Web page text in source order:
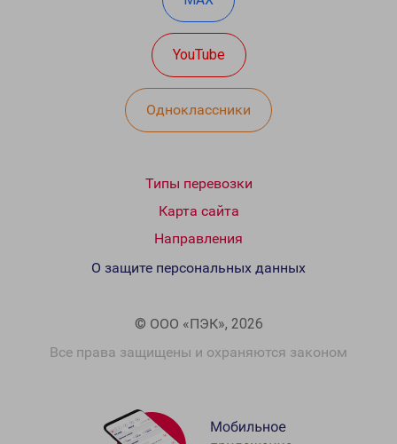
YouTube
Одноклассники
Типы перевозки
Карта сайта
Направления
© ООО «ПЭК», 2026
Все права защищены и охраняются законом
О защите персональных данных